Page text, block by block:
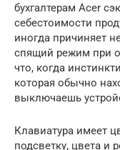
бухгалтерам Acer
себестоимости
иногда причиняет
спящий режим при
что, когда
которая обычно
выключаешь
Клавиатура имеет
подсветку, цвета